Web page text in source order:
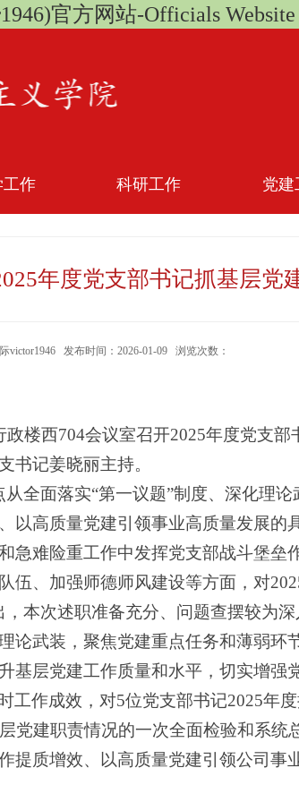
官方网站-Officials Website
作 科研工作 党建
年度党支部书记抓基层党
victor1946 发布时间：2026-01-09 浏览次数：
楼西704会议室召开2025年度党支
书记姜晓丽主持。
全面落实“第一议题”制度、深化理论
高质量党建引领事业高质量发展的
难险重工作中发挥党支部战斗堡垒
、加强师德师风建设等方面，对
本次述职准备充分、问题查摆较为
武装，聚焦党建重点任务和薄弱环
层党建工作质量和水平，切实增强
作成效，对5位党支部书记2025年
党建职责情况的一次全面检验和系
质增效、以高质量党建引领公司事